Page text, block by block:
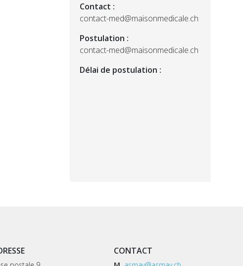
Contact :
contact-med@maisonmedicale.ch
Postulation :
contact-med@maisonmedicale.ch
Délai de postulation :
CONTACT